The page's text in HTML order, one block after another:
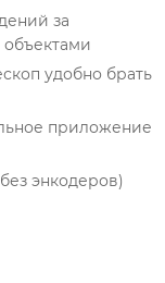
за
удобно брать
приложение
энкодеров)